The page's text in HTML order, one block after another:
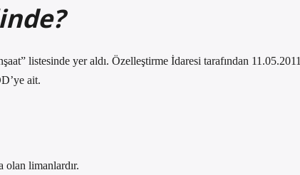
listesinde yer aldı. Özelleştirme İdaresi tarafından 11.05.2011
ait.
limanlardır.